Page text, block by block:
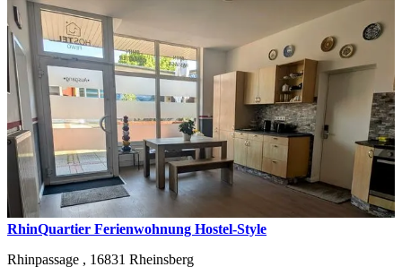
RhinQuartier Ferienwohnung Hostel-Style
Rhinpassage , 16831 Rheinsberg